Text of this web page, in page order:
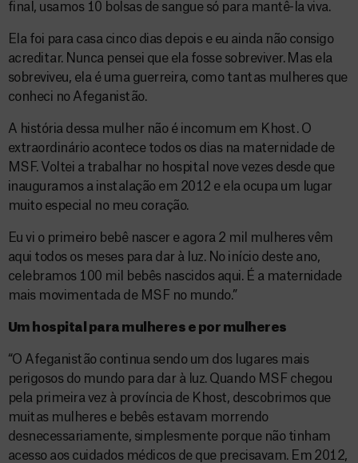
final, usamos 10 bolsas de sangue só para mantê-la viva.
Ela foi para casa cinco dias depois e eu ainda não consigo
acreditar. Nunca pensei que ela fosse sobreviver. Mas ela
sobreviveu, ela é uma guerreira, como tantas mulheres que
conheci no Afeganistão.
A história dessa mulher não é incomum em Khost. O
extraordinário acontece todos os dias na maternidade de
MSF. Voltei a trabalhar no hospital nove vezes desde que
inauguramos a instalação em 2012 e ela ocupa um lugar
muito especial no meu coração.
Eu vi o primeiro bebê nascer e agora 2 mil mulheres vêm
aqui todos os meses para dar à luz. No início deste ano,
celebramos 100 mil bebês nascidos aqui. É a maternidade
mais movimentada de MSF no mundo.”
Um hospital para mulheres e por mulheres
“O Afeganistão continua sendo um dos lugares mais
perigosos do mundo para dar à luz. Quando MSF chegou
pela primeira vez à província de Khost, descobrimos que
muitas mulheres e bebês estavam morrendo
desnecessariamente, simplesmente porque não tinham
acesso aos cuidados médicos de que precisavam. Em 2012,